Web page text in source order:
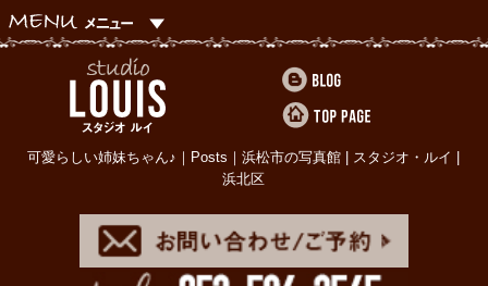
可愛らしい姉妹ちゃん♪｜Posts｜浜松市の写真館 | スタジオ・ルイ |
浜北区